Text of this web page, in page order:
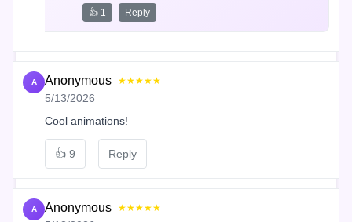
👍 1 Reply
A Anonymous ★★★★★
5/13/2026
Cool animations!
👍 9 Reply
A Anonymous ★★★★★